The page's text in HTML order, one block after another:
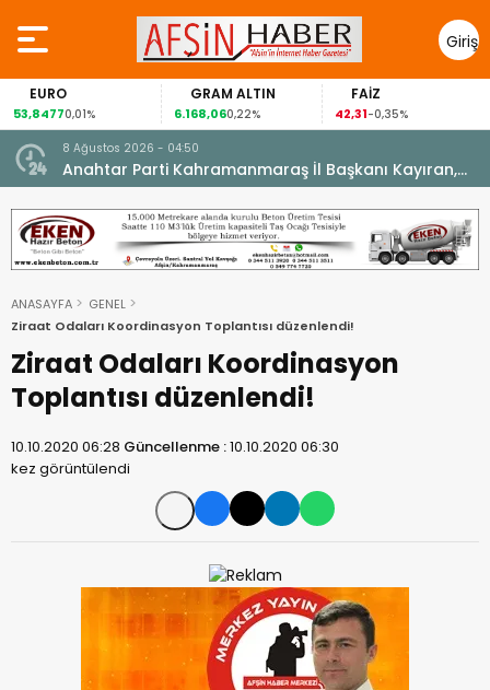
Giriş
Yap
EURO
53,84770,01%
GRAM ALTIN
6.168,060,22%
FAİZ
42,31-0,35%
8 Ağustos 2026 - 04:50
Anahtar Parti Kahramanmaraş İl Başkanı Kayıran,
Afşin Teşkilatı ile buluştu.
ANASAYFA
GENEL
Ziraat Odaları Koordinasyon Toplantısı düzenlendi!
Ziraat Odaları Koordinasyon
Toplantısı düzenlendi!
10.10.2020 06:28 Güncellenme :10.10.2020 06:30
kez görüntülendi